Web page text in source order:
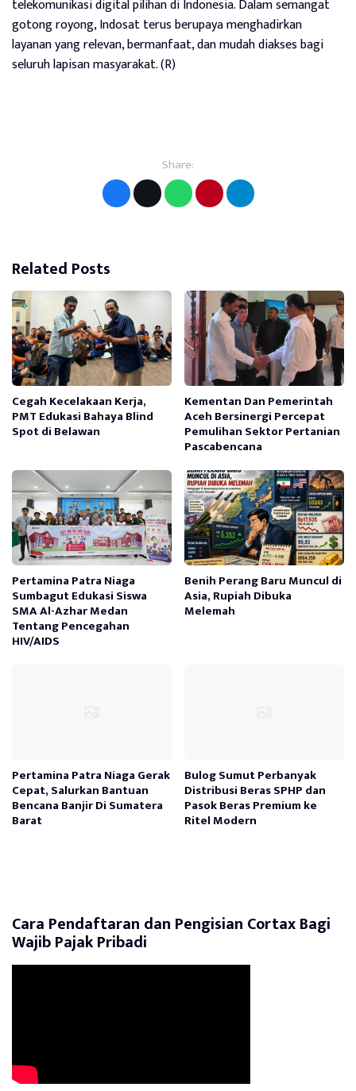
telekomunikasi digital pilihan di Indonesia. Dalam semangat
gotong royong, Indosat terus berupaya menghadirkan
layanan yang relevan, bermanfaat, dan mudah diakses bagi
seluruh lapisan masyarakat. (R)
Share:
Related Posts
Cegah Kecelakaan Kerja,
PMT Edukasi Bahaya Blind
Spot di Belawan
Kementan Dan Pemerintah
Aceh Bersinergi Percepat
Pemulihan Sektor Pertanian
Pascabencana
Pertamina Patra Niaga
Sumbagut Edukasi Siswa
SMA Al-Azhar Medan
Tentang Pencegahan
HIV/AIDS
Benih Perang Baru Muncul di
Asia, Rupiah Dibuka
Melemah
Pertamina Patra Niaga Gerak
Cepat, Salurkan Bantuan
Bencana Banjir Di Sumatera
Barat
Bulog Sumut Perbanyak
Distribusi Beras SPHP dan
Pasok Beras Premium ke
Ritel Modern
Cara Pendaftaran dan Pengisian Cortax Bagi
Wajib Pajak Pribadi